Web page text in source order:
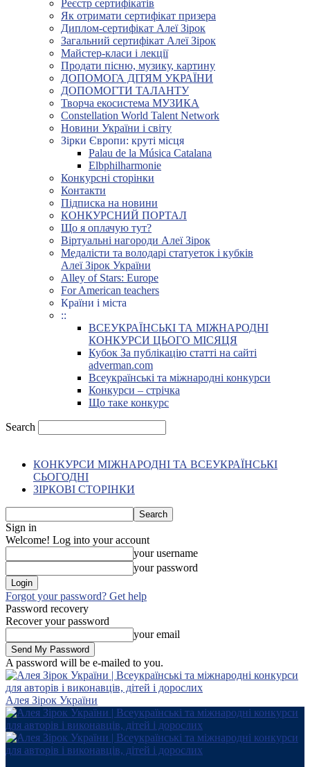
Реєстр сертифікатів
Як отримати сертифікат призера
Диплом-сертифікат Алеї Зірок
Загальний сертифікат Алеї Зірок
Майстер-класи і лекції
Продати пісню, музику, картину
ДОПОМОГА ДІТЯМ УКРАЇНИ
ДОПОМОГТИ ТАЛАНТУ
Творча екосистема МУЗИКА
Constellation World Talent Network
Новини України і світу
Зірки Європи: круті місця
Palau de la Música Catalana
Elbphilharmonie
Конкурсні сторінки
Контакти
Підписка на новини
КОНКУРСНИЙ ПОРТАЛ
Що я оплачую тут?
Віртуальні нагороди Алеї Зірок
Медалісти та володарі статуеток і кубків
Алеї Зірок України
Alley of Stars: Europe
For American teachers
Країни і міста
::
ВСЕУКРАЇНСЬКІ ТА МІЖНАРОДНІ
КОНКУРСИ ЦЬОГО МІСЯЦЯ
Кубок За публікацію статті на сайті
adverman.com
Всеукраїнські та міжнародні конкурси
Конкурси – стрічка
Що таке конкурс
Search
КОНКУРСИ МІЖНАРОДНІ ТА ВСЕУКРАЇНСЬКІ
СЬОГОДНІ
ЗІРКОВІ СТОРІНКИ
Sign in
Welcome! Log into your account
your username
your password
Forgot your password? Get help
Password recovery
Recover your password
your email
A password will be e-mailed to you.
Алея Зірок України